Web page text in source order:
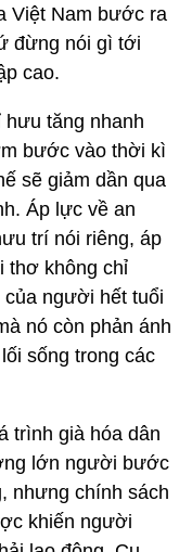
Việt Nam bước ra
đừng nói gì tới
cao.
hưu tăng nhanh
bước vào thời kì
sẽ giảm dần qua
Áp lực về an
trí nói riêng, áp
thơ không chỉ
người hết tuổi
nó còn phản ánh
sống trong các
trình già hóa dân
lớn người bước
nhưng chính sách
khiến người